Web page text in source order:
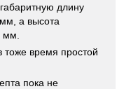
длину
а высота
мм.
тоже время простой
пока не